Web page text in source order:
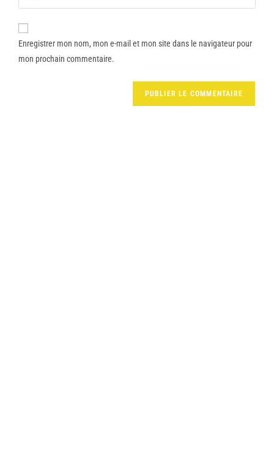
Enregistrer mon nom, mon e-mail et mon site dans le navigateur pour
mon prochain commentaire.